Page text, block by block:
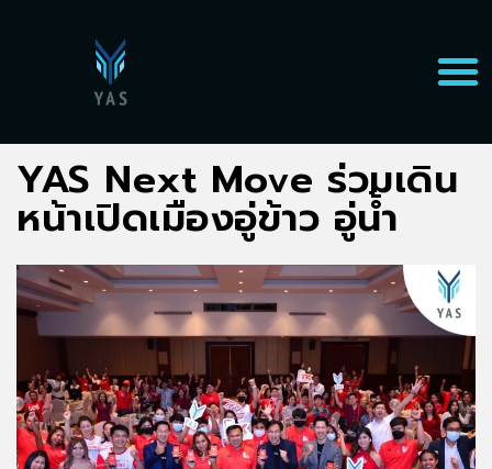
YAS Next Move ร่วมเดิน
หน้าเปิดเมืองอู่ข้าว อู่น้ำ